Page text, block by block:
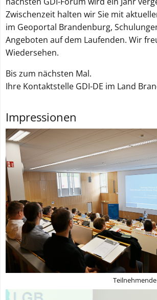
Zwischenzeit halten wir Sie mit
im Geoportal Brandenburg,
Angeboten auf dem Laufenden. Wir
Wiedersehen.
Bis zum nächsten Mal.
Ihre Kontaktstelle GDI-DE im Land
Impressionen